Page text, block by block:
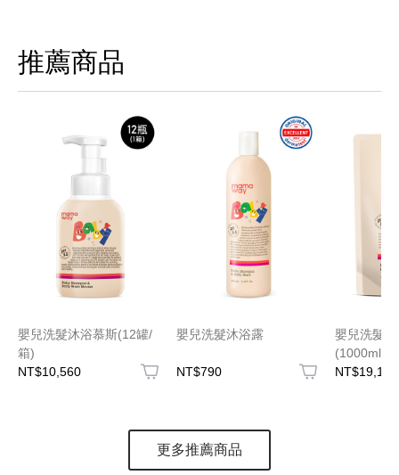
推薦商品
嬰兒洗髮沐浴慕斯(12罐/
箱)
NT$10,560
嬰兒洗髮沐浴露
NT$790
嬰兒洗髮
(1000ml補
NT$19,188
更多推薦商品